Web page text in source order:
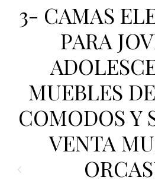
3- CAMAS
PARA
MUEBLES
COMODOS Y
VENTA